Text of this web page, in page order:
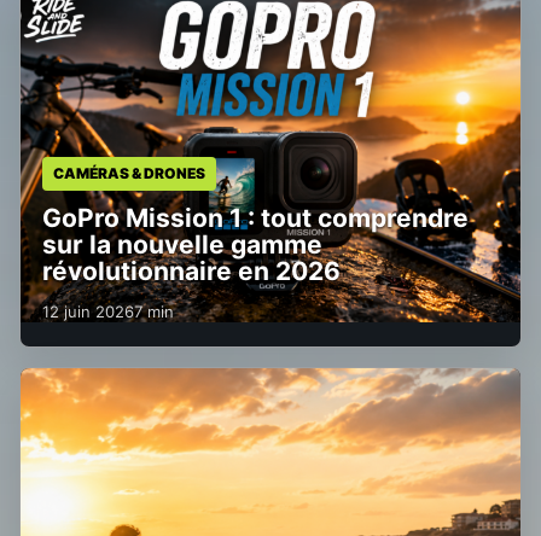
CAMÉRAS & DRONES
GoPro Mission 1 : tout comprendre
sur la nouvelle gamme
révolutionnaire en 2026
12 juin 20267 min